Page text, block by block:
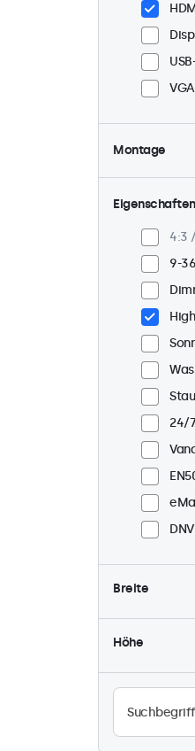
VGA
Montage
Eigenschaften
4:3
9-
24/
DNV
Breite
Höhe